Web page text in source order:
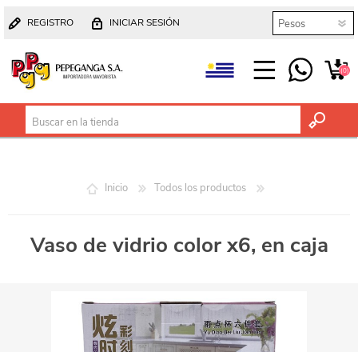
REGISTRO INICIAR SESIÓN
(0)
Inicio Todos los productos
Vaso de vidrio color x6, en caja